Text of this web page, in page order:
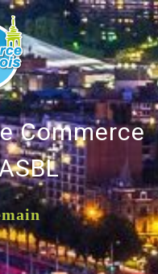
Commerce